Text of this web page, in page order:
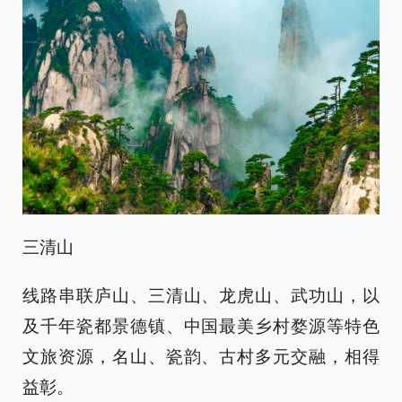
三清山
线路串联庐山、三清山、龙虎山、武功山，以
及千年瓷都景德镇、中国最美乡村婺源等特色
文旅资源，名山、瓷韵、古村多元交融，相得
益彰。